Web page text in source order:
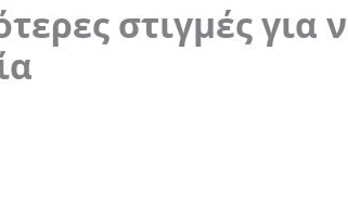
στιγμές για